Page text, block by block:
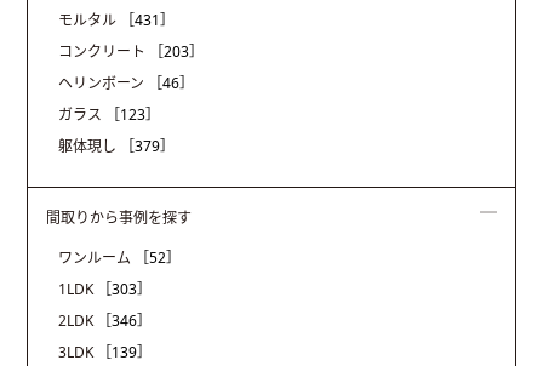
モルタル
［431］
コンクリート
［203］
ヘリンボーン
［46］
ガラス
［123］
躯体現し
［379］
間取りから事例を探す
ワンルーム
［52］
1LDK
［303］
2LDK
［346］
3LDK
［139］